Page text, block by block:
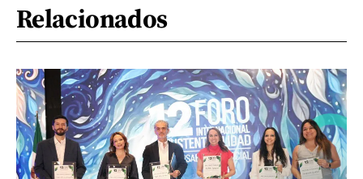
Relacionados